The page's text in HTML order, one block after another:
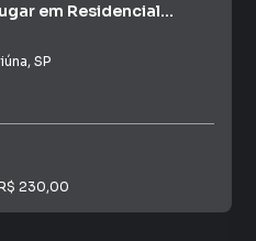
em Residencial
, SP
230,00